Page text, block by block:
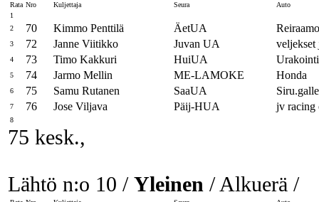
Rata Nro Kuljettaja Seura
Auto
1
2
70 Kimmo Penttilä ÄetUA
3 72 Janne Viitikko Juvan UA veljekset
4 73 Timo Kakkuri HuiUA
5 74 Jarmo Mellin ME-LAMOKE Honda
6 75 Samu Rutanen SaaUA
7 76 Jose Viljava Päij-HUA jv racing
8
75 kesk.,
Lähtö n:o 10 / Yleinen / Alkuerä /